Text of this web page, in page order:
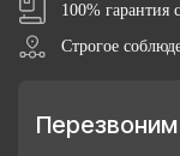
100% гарантия
Строгое
Перезвоним